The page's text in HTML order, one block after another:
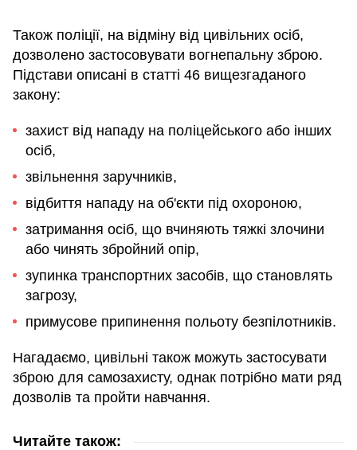
Також поліції, на відміну від цивільних осіб,
дозволено застосовувати вогнепальну зброю.
Підстави описані в статті 46 вищезгаданого
закону:
захист від нападу на поліцейського або інших
осіб,
звільнення заручників,
відбиття нападу на об'єкти під охороною,
затримання осіб, що вчиняють тяжкі злочини
або чинять збройний опір,
зупинка транспортних засобів, що становлять
загрозу,
примусове припинення польоту безпілотників.
Нагадаємо, цивільні також можуть застосувати
зброю для самозахисту, однак потрібно мати ряд
дозволів та пройти навчання.
Читайте також: